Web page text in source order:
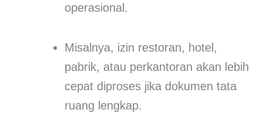
operasional.
Misalnya, izin restoran, hotel,
pabrik, atau perkantoran akan lebih
cepat diproses jika dokumen tata
ruang lengkap.